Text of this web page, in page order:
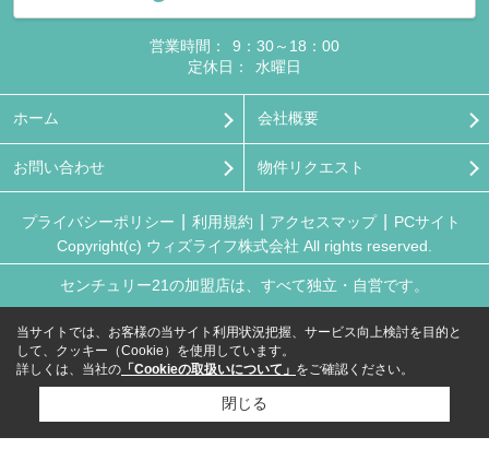
営業時間：
9：30～18：00
定休日：
水曜日
ホーム 会社概要
お問い合わせ 物件リクエスト
プライバシーポリシー 利用規約 アクセスマップ
PCサイト
Copyright(c) ウィズライフ株式会社 All rights reserved.
センチュリー21の加盟店は、すべて独立・自営です。
当サイトでは、お客様の当サイト利用状況把握、サービス向上検討を目的と
して、クッキー（Cookie）を使用しています。
詳しくは、当社の 「Cookieの取扱いについて」 をご確認ください。
閉じる